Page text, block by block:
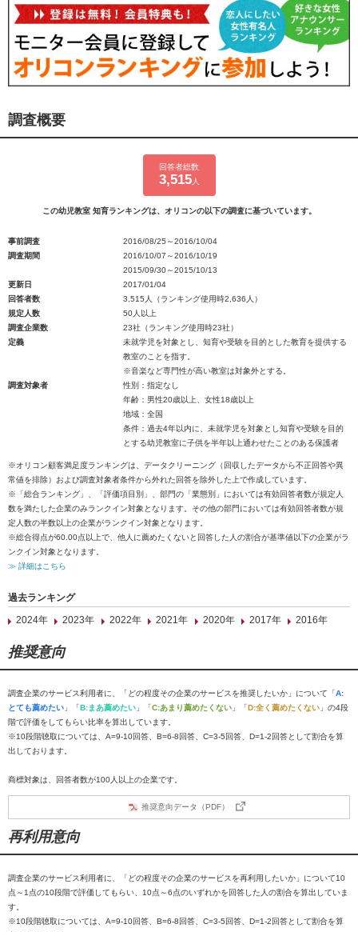
調査概要
回答者総数
3,515人
この幼児教室 知育ランキングは、オリコンの以下の調査に基づいています。
事前調査
2016/08/25～2016/10/04
調査期間
2016/10/07～2016/10/19
2015/09/30～2015/10/13
更新日
2017/01/04
回答者数
3,515人（ランキング使用時2,636人）
規定人数
50人以上
調査企業数
23社（ランキング使用時23社）
定義
未就学児を対象とし、知育や受験を目的とした教育を提供する
教室のことを指す。
※音楽など専門性が高い教室は対象外とする。
調査対象者
性別：指定なし
年齢：男性20歳以上、女性18歳以上
地域：全国
条件：過去4年以内に、未就学児を対象とし知育や受験を目的
とする幼児教室に子供を半年以上通わせたことのある保護者
※オリコン顧客満足度ランキングは、データクリーニング（回収したデータから不正回答や異
常値を排除）および調査対象者条件から外れた回答を除外した上で作成しています。
※「総合ランキング」、「評価項目別」、部門の「業態別」においては有効回答者数が規定人
数を満たした企業のみランクイン対象となります。その他の部門においては有効回答者数が規
定人数の半数以上の企業がランクイン対象となります。
※総合得点が60.00点以上で、他人に薦めたくないと回答した人の割合が基準値以下の企業がラ
ンクイン対象となります。
≫ 詳細はこちら
過去ランキング
2024年
2023年 2022年 2021年 2020年 2017年 2016年
推奨意向
調査企業のサービス利用者に、「どの程度その企業のサービスを推奨したいか」について「A:
とても薦めたい 」「B:まあ薦めたい 」「C:あまり薦めたくない 」「D:全く薦めたくない 」の4段
階で評価をしてもらい比率を算出しています。
※10段階聴取については、A=9-10回答、B=6-8回答、C=3-5回答、D=1-2回答として割合を算
出しております。
商標対象は、回答者数が100人以上の企業です。
推奨意向データ（PDF）
再利用意向
調査企業のサービス利用者に、「どの程度その企業のサービスを再利用したいか」について10
点～1点の10段階で評価してもらい、10点～6点のいずれかを回答した人の割合を算出していま
す。
※10段階聴取については、A=9-10回答、B=6-8回答、C=3-5回答、D=1-2回答として割合を算